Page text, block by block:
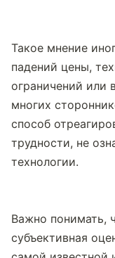
Такое мнение
падений цены,
ограничений или
многих
способ
трудности, не
технологии.
Важно понимать,
субъективная